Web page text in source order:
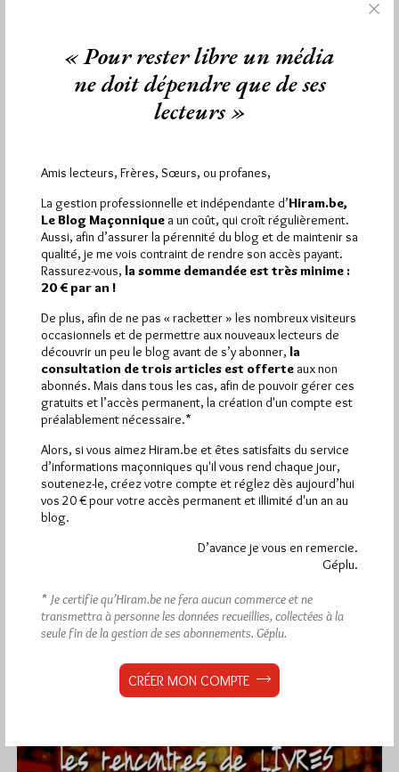
Sparrow vidéo" Jacques Carletto vient de lancer une nouvelle
série de vidéos qu’il…
Un autre regard, les mystères de l’eau,
Par Géplu
Jeudi 6/09/18
Nous vous avons donné hier la première partie de l'interview-
vidéo de Jacques Collin par Jacques Carletto.Voici la suite et
Divers
« Pour rester libre un média
ne doit dépendre que de ses
lecteurs »
Amis lecteurs, Frères, Sœurs, ou profanes,
La gestion professionnelle et indépendante d’Hiram.be,
Le Blog Maçonnique a un coût, qui croît régulièrement.
Aussi, afin d’assurer la pérennité du blog et de maintenir sa
qualité, je me vois contraint de rendre son accès payant.
Rassurez-vous, la somme demandée est très minime :
20 € par an !
De plus, afin de ne pas « racketter » les nombreux visiteurs
occasionnels et de permettre aux nouveaux lecteurs de
découvrir un peu le blog avant de s’y abonner, la
consultation de trois articles est offerte aux non
abonnés. Mais dans tous les cas, afin de pouvoir gérer ces
gratuits et l’accès permanent, la création d'un compte est
préalablement nécessaire.*
Alors, si vous aimez Hiram.be et êtes satisfaits du service
d’informations maçonniques qu'il vous rend chaque jour,
soutenez-le, créez votre compte et réglez dès aujourd’hui
vos 20 € pour votre accès permanent et illimité d'un an au
blog.
D’avance je vous en remercie.
Géplu.
* Je certifie qu’Hiram.be ne fera aucun commerce et ne
transmettra à personne les données recueillies, collectées à la
seule fin de la gestion de ses abonnements. Géplu.
CRÉER MON COMPTE